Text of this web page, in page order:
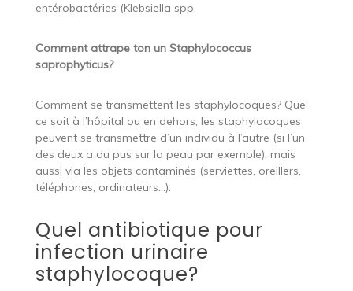
entérobactéries (Klebsiella spp.
Comment attrape ton un Staphylococcus
saprophyticus?
Comment se transmettent les staphylocoques? Que
ce soit à l’hôpital ou en dehors, les staphylocoques
peuvent se transmettre d’un individu à l’autre (si l’un
des deux a du pus sur la peau par exemple), mais
aussi via les objets contaminés (serviettes, oreillers,
téléphones, ordinateurs…).
Quel antibiotique pour
infection urinaire
staphylocoque?